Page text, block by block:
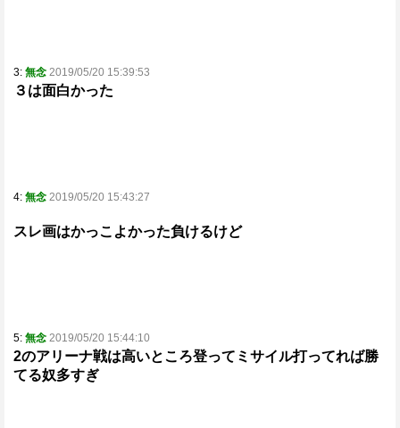
3: 無念 2019/05/20 15:39:53
３は面白かった
4: 無念 2019/05/20 15:43:27
スレ画はかっこよかった負けるけど
5: 無念 2019/05/20 15:44:10
2のアリーナ戦は高いところ登ってミサイル打ってれば勝
てる奴多すぎ